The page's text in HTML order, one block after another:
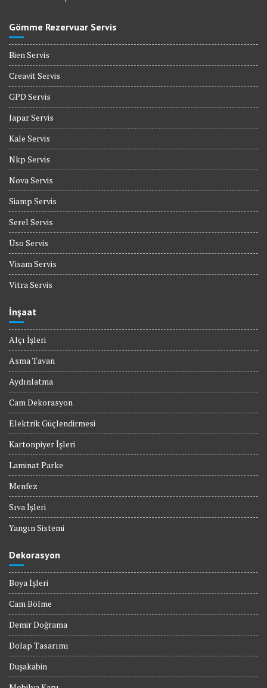
Gömme Rezervuar Servis
Bien Servis
Creavit Servis
GPD Servis
Japar Servis
Kale Servis
Nkp Servis
Nova Servis
Siamp Servis
Serel Servis
Üso Servis
Visam Servis
Vitra Servis
İnşaat
Alçı İşleri
Asma Tavan
Aydınlatma
Cam Dekorasyon
Elektrik Güçlendirmesi
Kartonpiyer İşleri
Laminat Parke
Menfez
Sıva İşleri
Yangın Sistemi
Dekorasyon
Boya İşleri
Cam Bölme
Demir Doğrama
Dolap Tasarımı
Duşakabin